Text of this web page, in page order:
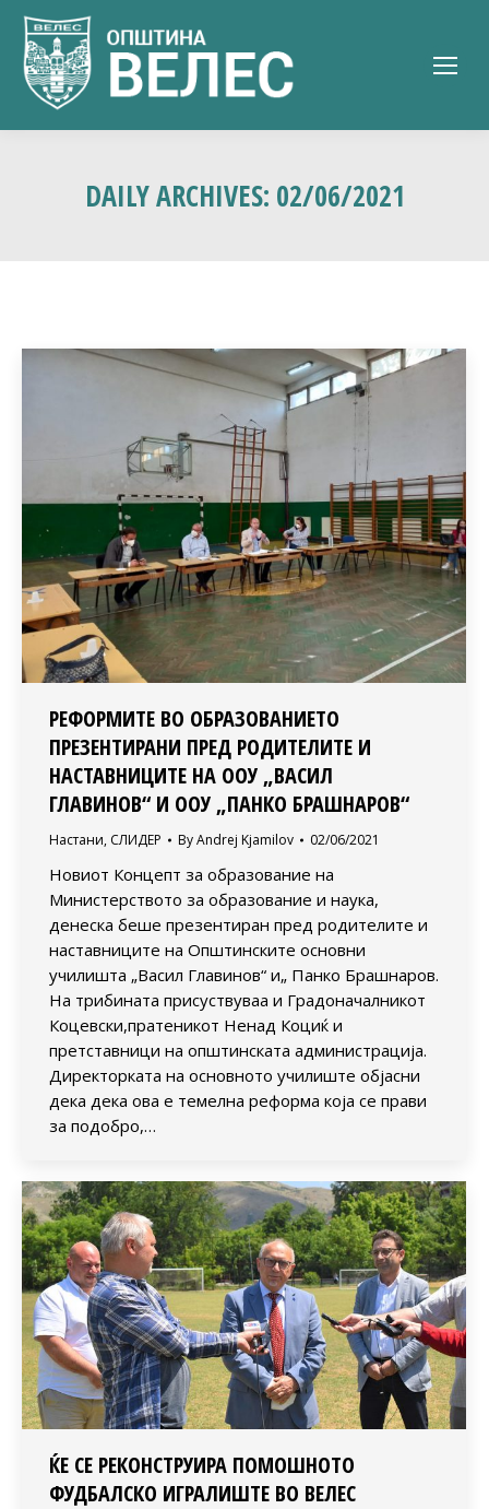
DAILY ARCHIVES: 02/06/2021
РЕФОРМИТЕ ВО ОБРАЗОВАНИЕТО
ПРЕЗЕНТИРАНИ ПРЕД РОДИТЕЛИТЕ И
НАСТАВНИЦИТЕ НА ООУ „ВАСИЛ
ГЛАВИНОВ“ И ООУ „ПАНКО БРАШНАРОВ“
Настани, СЛИДЕР ByAndrej Kjamilov 02/06/2021
Новиот Концепт за образование на
Министерството за образование и наука,
денеска беше презентиран пред родителитe и
наставниците на Општинските основни
училишта „Васил Главинов“ и„ Панко Брашнаров.
На трибината присуствуваа и Градоначалникот
Коцевски,пратеникот Ненад Коциќ и
претставници на општинската администрација.
Директорката на основното училиште објасни
дека дека ова е темелна реформа која се прави
за подобро,…
ЌЕ СЕ РЕКОНСТРУИРА ПОМОШНОТО
ФУДБАЛСКО ИГРАЛИШТЕ ВО ВЕЛЕС